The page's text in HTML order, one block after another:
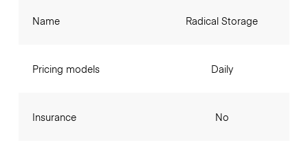
Name
Pricing models
Insurance
Radical Storage
Daily
No